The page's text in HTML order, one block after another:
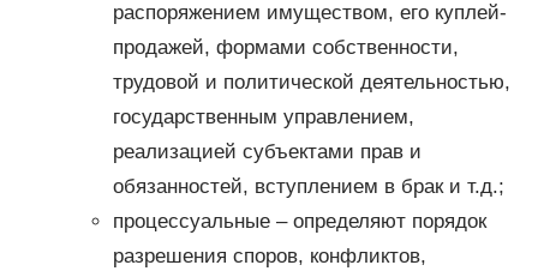
распоряжением имуществом, его куплей-
продажей, формами собственности,
трудовой и политической деятельностью,
государственным управлением,
реализацией субъектами прав и
обязанностей, вступлением в брак и т.д.;
процессуальные – определяют порядок
разрешения споров, конфликтов,